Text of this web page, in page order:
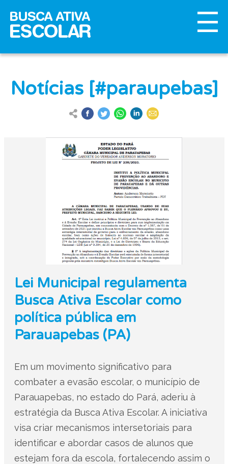
Notícias [#paraupebas]
Lei Municipal regulamenta
Busca Ativa Escolar como
política pública em
Parauapebas (PA)
Em um movimento significativo para
combater a evasão escolar, o município de
Parauapebas, no estado do Pará, aderiu à
estratégia da Busca Ativa Escolar. A iniciativa
visa criar mecanismos intersetoriais para
identificar e abordar casos de alunos que
estejam fora da escola, fortalecendo assim o